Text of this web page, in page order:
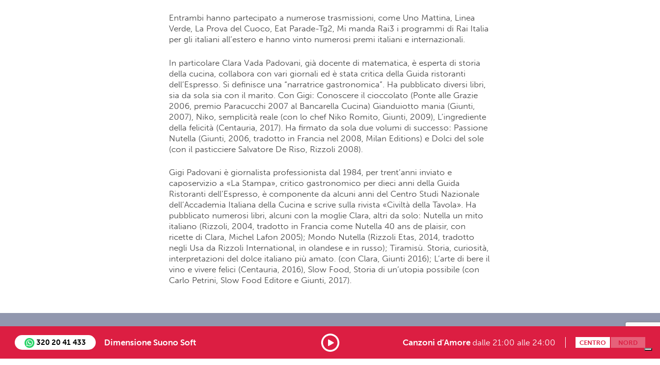
320 20 41 433 Dimensione Suono Soft Canzoni d’Amore dalle 21:00 alle 24:00 CENTRO NORD
Entrambi hanno partecipato a numerose trasmissioni, come Uno Mattina, Linea
Verde, La Prova del Cuoco, Eat Parade-Tg2, Mi manda Rai3 i programmi di Rai Italia
per gli italiani all’estero e hanno vinto numerosi premi italiani e internazionali.
In particolare Clara Vada Padovani, già docente di matematica, è esperta di storia
della cucina, collabora con vari giornali ed è stata critica della Guida ristoranti
dell’Espresso. Si definisce una “narratrice gastronomica”. Ha pubblicato diversi libri,
sia da sola sia con il marito. Con Gigi: Conoscere il cioccolato (Ponte alle Grazie
2006, premio Paracucchi 2007 al Bancarella Cucina) Gianduiotto mania (Giunti,
2007), Niko, semplicità reale (con lo chef Niko Romito, Giunti, 2009), L’ingrediente
della felicità (Centauria, 2017). Ha firmato da sola due volumi di successo: Passione
Nutella (Giunti, 2006, tradotto in Francia nel 2008, Milan Editions) e Dolci del sole
(con il pasticciere Salvatore De Riso, Rizzoli 2008).
Gigi Padovani è giornalista professionista dal 1984, per trent’anni inviato e
caposervizio a «La Stampa», critico gastronomico per dieci anni della Guida
Ristoranti dell’Espresso, è componente da alcuni anni del Centro Studi Nazionale
dell’Accademia Italiana della Cucina e scrive sulla rivista «Civiltà della Tavola». Ha
pubblicato numerosi libri, alcuni con la moglie Clara, altri da solo: Nutella un mito
italiano (Rizzoli, 2004, tradotto in Francia come Nutella 40 ans de plaisir, con
ricette di Clara, Michel Lafon 2005); Mondo Nutella (Rizzoli Etas, 2014, tradotto
negli Usa da Rizzoli International, in olandese e in russo); Tiramisù. Storia, curiosità,
interpretazioni del dolce italiano più amato. (con Clara, Giunti 2016); L’arte di bere il
vino e vivere felici (Centauria, 2016), Slow Food, Storia di un’utopia possibile (con
Carlo Petrini, Slow Food Editore e Giunti, 2017).
Chi siamo Modalità partecipazione giochi